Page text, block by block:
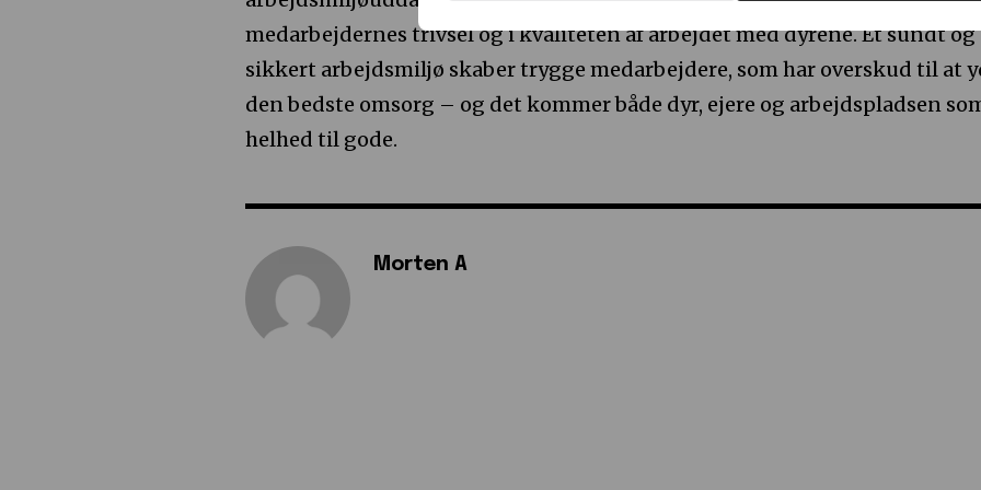
medarbejdernes trivsel og i kvaliteten af arbejdet med dyrene. Et sundt og
sikkert arbejdsmiljø skaber trygge medarbejdere, som har overskud til at
den bedste omsorg – og det kommer både dyr, ejere og arbejdspladsen
helhed til gode.
Morten A